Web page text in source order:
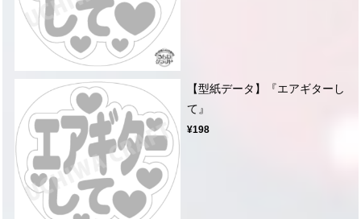
【型紙データ】『エアギターし
て』
¥198